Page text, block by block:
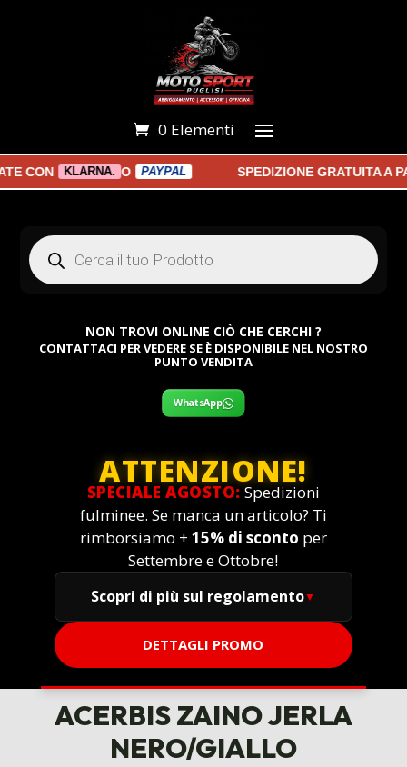
0 Elementi
KLARNA. O PAYPAL SPEDIZIONE GRATUITA A
Products
search
NON TROVI ONLINE CIÒ CHE CERCHI ?
CONTATTACI PER VEDERE SE È DISPONIBILE NEL NOSTRO
PUNTO VENDITA
WhatsApp
ATTENZIONE!
SPECIALE AGOSTO: Spedizioni
fulminee. Se manca un articolo? Ti
rimborsiamo + 15% di sconto per
Settembre e Ottobre!
Scopri di più sul regolamento
DETTAGLI PROMO
ACERBIS ZAINO JERLA
NERO/GIALLO